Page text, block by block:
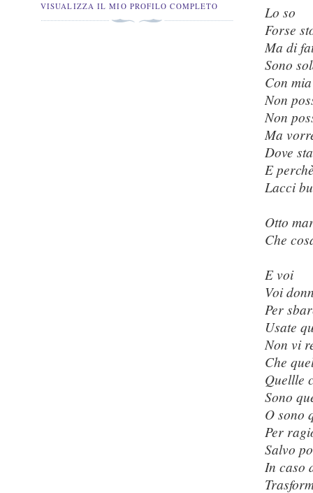
Lo so
Forse
Ma di
Sono
Con
Non
Non
Ma
Dove
E
Lacci
Otto
Che
E voi
Voi
Per
Usate
Non vi
Che
Quellle
Sono
O sono
Per
Salvo
In caso
VISUALIZZA IL MIO PROFILO COMPLETO